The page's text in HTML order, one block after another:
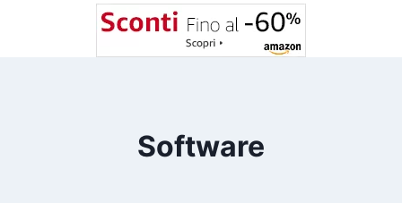
Software